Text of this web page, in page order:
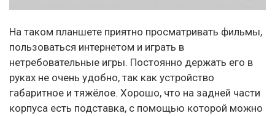
На таком планшете приятно просматривать фильмы,
пользоваться интернетом и играть в
нетребовательные игры. Постоянно держать его в
руках не очень удобно, так как устройство
габаритное и тяжёлое. Хорошо, что на задней части
корпуса есть подставка, с помощью которой можно